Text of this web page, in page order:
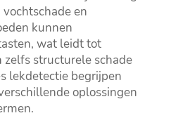
en
kunnen
wat leidt tot
zelfs structurele schade
lekdetectie begrijpen
oplossingen